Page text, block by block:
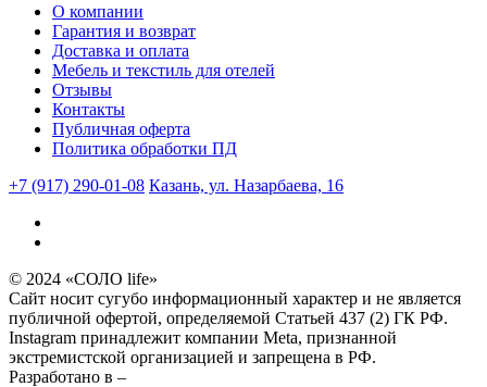
О компании
Гарантия и возврат
Доставка и оплата
Мебель и текстиль для отелей
Отзывы
Контакты
Публичная оферта
Политика обработки ПД
+7 (917) 290-01-08 Казань, ул. Назарбаева, 16
© 2024 «СОЛО life»
Сайт носит сугубо информационный характер и не является
публичной офертой, определяемой Статьей 437 (2) ГК РФ.
Instagram принадлежит компании Meta, признанной
экстремистской организацией и запрещена в РФ.
Разработано в –